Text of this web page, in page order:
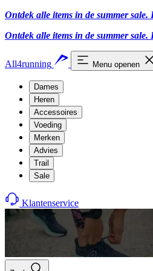
Ontdek alle items in de summer sale.
Ontdek alle items in de summer sale.
All4running Menu openen
Dames
Heren
Accessoires
Voeding
Merken
Advies
Trail
Sale
Klantenservice